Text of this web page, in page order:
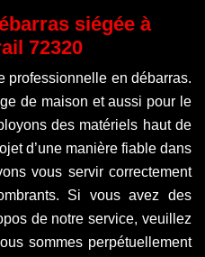
siégée à
72320
professionnelle en débarras.
de maison et aussi pour le
des matériels haut de
d’une manière fiable dans
vous servir correctement
Si vous avez des
de notre service, veuillez
sommes perpétuellement